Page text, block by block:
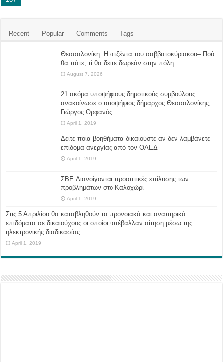
Recent Popular Comments Tags
Θεσσαλονίκη: Η ατζέντα του σαββατοκύριακου– Πού
θα πάτε, τί θα δείτε δωρεάν στην πόλη
August 7, 2026
21 ακόμα υποψήφιους δημοτικούς συμβούλους
ανακοίνωσε ο υποψήφιος δήμαρχος Θεσσαλονίκης,
Γιώργος Ορφανός
April 1, 2019
Δείτε ποια βοηθήματα δικαιούστε αν δεν λαμβάνετε
επίδομα ανεργίας από τον ΟΑΕΔ
April 1, 2019
ΣΒΕ:Διανοίγονται προοπτικές επίλυσης των
προβλημάτων στο Καλοχώρι
April 1, 2019
Στις 5 Απριλίου θα καταβληθούν τα προνοιακά και αναπηρικά
επιδόματα σε δικαιούχους οι οποίοι υπέβαλλαν αίτηση μέσω της
ηλεκτρονικής διαδικασίας
April 1, 2019